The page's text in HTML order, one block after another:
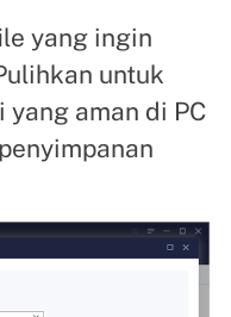
yang ingin
untuk
aman di PC